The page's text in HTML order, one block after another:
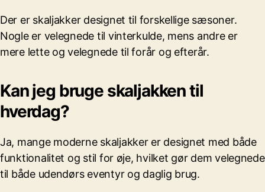
Der er skaljakker designet til forskellige sæsoner.
Nogle er velegnede til vinterkulde, mens andre er
mere lette og velegnede til forår og efterår.
Kan jeg bruge skaljakken til
hverdag?
Ja, mange moderne skaljakker er designet med både
funktionalitet og stil for øje, hvilket gør dem velegnede
til både udendørs eventyr og daglig brug.